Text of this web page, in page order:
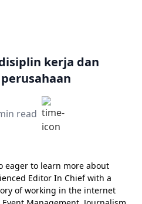
kerja dan
read
read
eager to learn more about
Editor In Chief with a
of working in the internet